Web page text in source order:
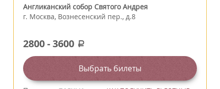
Англиканский собор Святого Андрея
г. Москва, Вознесенский пер., д.8
2800-3600 a
Выбрать билеты